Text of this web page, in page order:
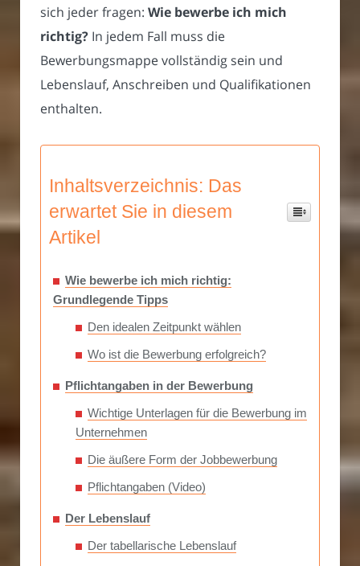
sich jeder fragen: Wie bewerbe ich mich
richtig? In jedem Fall muss die
Bewerbungsmappe vollständig sein und
Lebenslauf, Anschreiben und Qualifikationen
enthalten.
Inhaltsverzeichnis: Das
erwartet Sie in diesem
Artikel
Wie bewerbe ich mich richtig:
Grundlegende Tipps
Den idealen Zeitpunkt wählen
Wo ist die Bewerbung erfolgreich?
Pflichtangaben in der Bewerbung
Wichtige Unterlagen für die Bewerbung im
Unternehmen
Die äußere Form der Jobbewerbung
Pflichtangaben (Video)
Der Lebenslauf
Der tabellarische Lebenslauf